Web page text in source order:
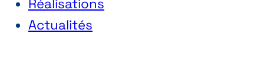
Réalisations
Actualités